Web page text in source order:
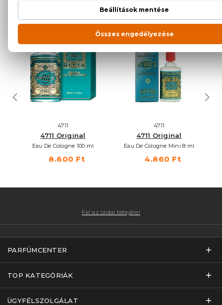
NEKED AJÁNLJUK
4711
4711 Original
Eau De Cologne 100 ml
8.600 Ft
4711
4711 Original
Eau De Cologne Mini 8 ml
4.860 Ft
Fel az oldal tetejére!
PARFÜMCENTER
TOP KATEGÓRIÁK
ÜGYFÉLSZOLGÁLAT